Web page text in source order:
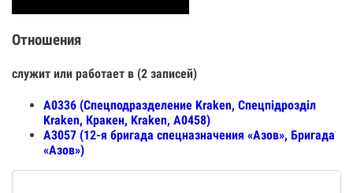
Отношения
служит или работает в (2 записей)
А0336 (Спецподразделение Kraken, Спецпiдроздiл
Kraken, Кракен, Kraken, А0458)
А3057 (12-я бригада спецназначения «Азов», Бригада
«Азов»)